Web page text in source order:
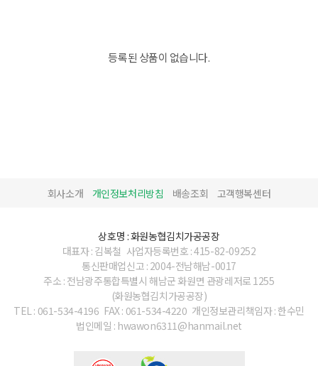
등록된 상품이 없습니다.
회사소개 개인정보처리방침 배송조회 고객행복센터
상호명 : 화원농협김치가공공장
대표자 : 김복철 사업자등록번호 : 415-82-09252
통신판매업신고 : 2004-전남해남-0017
주소 : 전남광주통합특별시 해남군 화원면 관광레저로 1255
(화원농협김치가공공장)
TEL : 061-534-4196 FAX : 061-534-4220 개인정보관리책임자 : 한수민
법인메일 : hwawon6311@hanmail.net